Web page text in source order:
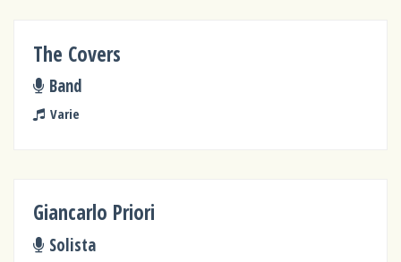
The Covers
Band
Varie
Giancarlo Priori
Solista